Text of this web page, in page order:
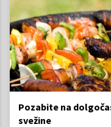
Pozabite na
svežine